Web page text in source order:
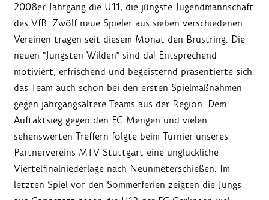
2008er Jahrgang die U11, die jüngste Jugendmannschaft
des VfB. Zwölf neue Spieler aus sieben verschiedenen
Vereinen tragen seit diesem Monat den Brustring. Die
neuen "Jüngsten Wilden" sind da! Entsprechend
motiviert, erfrischend und begeisternd präsentierte sich
das Team auch schon bei den ersten Spielmaßnahmen
gegen jahrgangsältere Teams aus der Region. Dem
Auftaktsieg gegen den FC Mengen und vielen
sehenswerten Treffern folgte beim Turnier unseres
Partnervereins MTV Stuttgart eine unglückliche
Viertelfinalniederlage nach Neunmeterschießen. Im
letzten Spiel vor den Sommerferien zeigten die Jungs